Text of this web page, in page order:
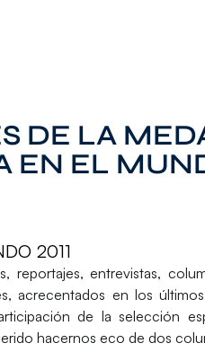
DE LA
EN EL
2011
reportajes, entrevistas,
acrecentados en los
de la selección
hacernos eco de dos